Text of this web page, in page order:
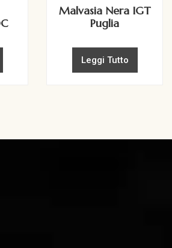
Malvasia Nera IGT
Puglia
Leggi Tutto